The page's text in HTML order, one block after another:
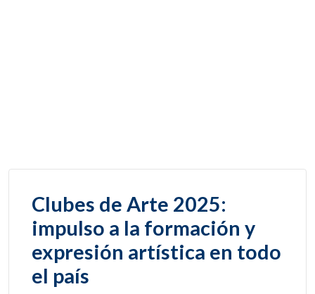
Clubes de Arte 2025:
impulso a la formación y
expresión artística en todo
el país